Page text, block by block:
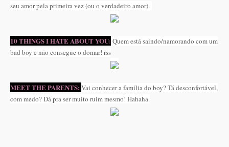
seu amor pela primeira vez (ou o verdadeiro amor).
10 THINGS I HATE ABOUT YOU: Quem está saindo/namorando com um
bad boy e não consegue o domar! rss
MEET THE PARENTS: Vai conhecer a família do boy? Tá desconfortável,
com medo? Dá pra ser muito ruim mesmo! Hahaha.